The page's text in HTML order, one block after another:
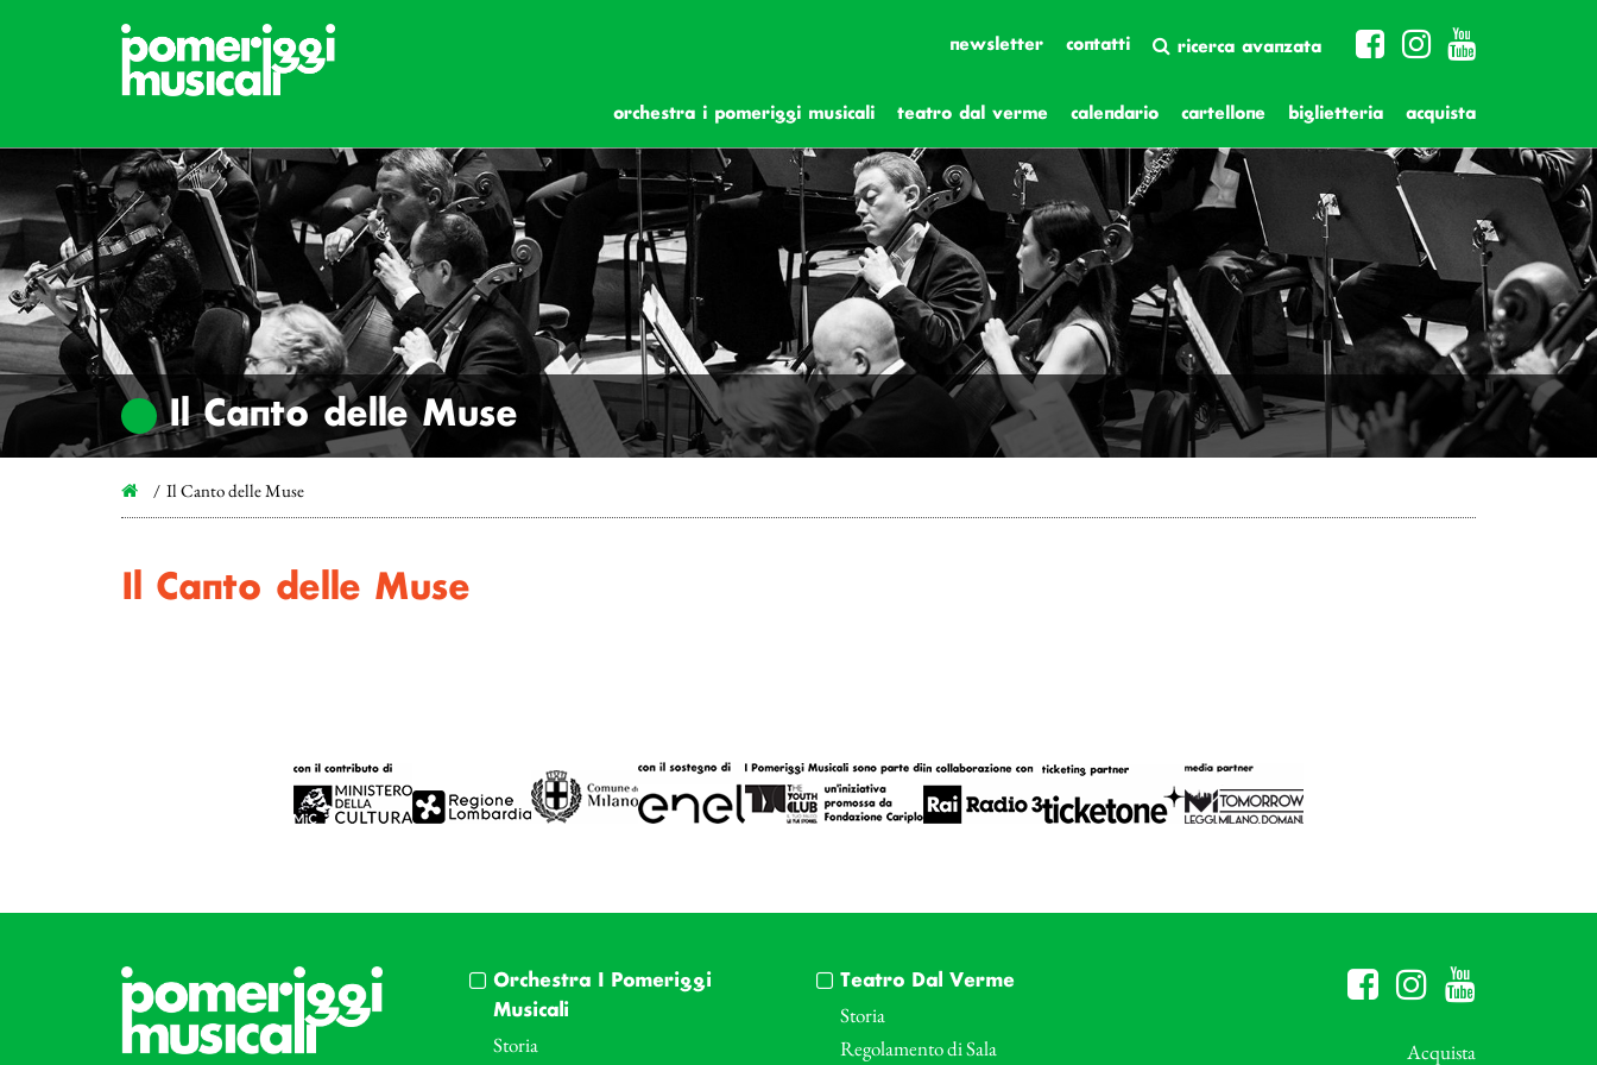
newsletter contatti ricerca avanzata
orchestra i pomeriggi musicali teatro dal verme calendario cartellone biglietteria acquista
Il Canto delle Muse
Il Canto delle Muse
Il Canto delle Muse
Orchestra I Pomeriggi
Musicali
Storia
Teatro Dal Verme
Storia
Regolamento di Sala
Acquista